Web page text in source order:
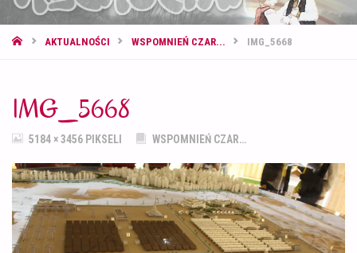
STRONAAKTUALNOŚCI WSPOMNIEŃ CZAR... IMG_5668
IMG_5668
PEŁNY5184 × 3456 PIKSELI WSPOMNIEŃ CZAR…